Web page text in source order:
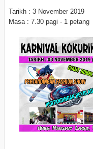
Tarikh : 3 November 2019
Masa : 7.30 pagi - 1 petang